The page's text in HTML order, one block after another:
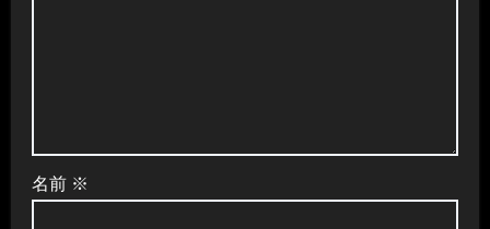
名前 ※